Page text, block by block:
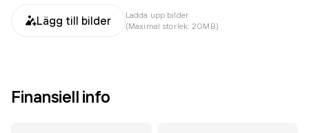
Lägg till bilder
Ladda upp bilder
(Maximal storlek: 20MB)
Finansiell info